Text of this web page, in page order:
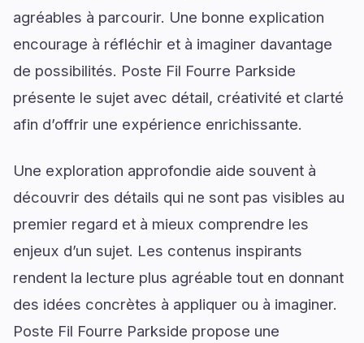
agréables à parcourir. Une bonne explication
encourage à réfléchir et à imaginer davantage
de possibilités. Poste Fil Fourre Parkside
présente le sujet avec détail, créativité et clarté
afin d’offrir une expérience enrichissante.
Une exploration approfondie aide souvent à
découvrir des détails qui ne sont pas visibles au
premier regard et à mieux comprendre les
enjeux d’un sujet. Les contenus inspirants
rendent la lecture plus agréable tout en donnant
des idées concrètes à appliquer ou à imaginer.
Poste Fil Fourre Parkside propose une